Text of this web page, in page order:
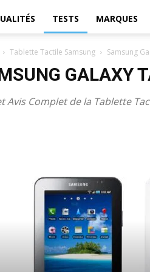
TESTS MARQUES
Tablette Tactile Samsung Samsung
GALAXY
Avis Complet de la Tablette